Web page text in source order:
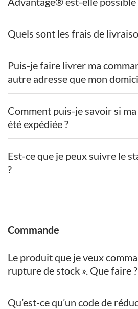
Quels sont les frais de
Puis-je faire livrer ma
autre adresse que mon
Comment puis-je savoir si
été expédiée ?
Est-ce que je peux suivre le
?
Commande
Le produit que je veux
rupture de stock ». Que faire ?
Qu’est-ce qu’un code de